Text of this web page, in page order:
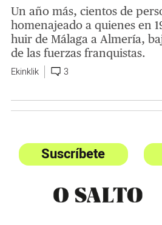
Un año más, cientos de
homenajeado a quienes en
huir de Málaga a Almería,
de las fuerzas franquistas.
Ekinklik 3
Suscríbete